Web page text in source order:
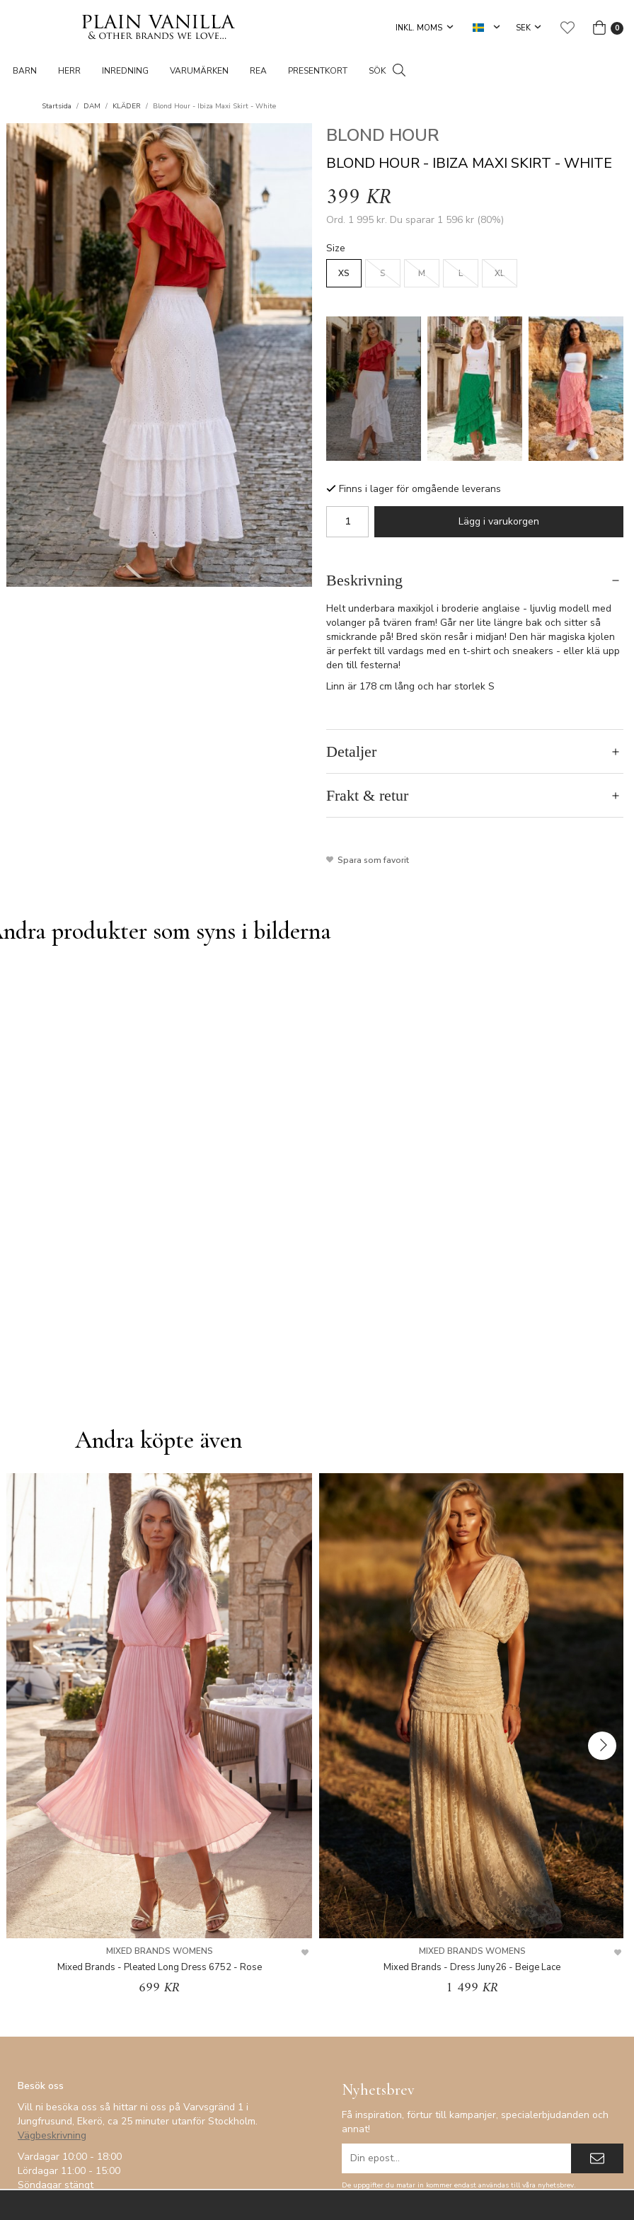
0
BARN HERR INREDNING VARUMÄRKEN REA PRESENTKORT SÖK
Startsida / DAM / KLÄDER / Blond Hour - Ibiza Maxi Skirt - White
BLOND HOUR
BLOND HOUR - IBIZA MAXI SKIRT - WHITE
399 KR
Ord. 1 995 kr. Du sparar 1 596 kr(80%)
Size
XS S M L XL
Finns i lager för omgående leverans
Lägg i varukorgen
Beskrivning
Helt underbara maxikjol i broderie anglaise - ljuvlig modell med
volanger på tvären fram! Går ner lite längre bak och sitter så
smickrande på! Bred skön resår i midjan! Den här magiska kjolen
är perfekt till vardags med en t-shirt och sneakers - eller klä upp
den till festerna!
Linn är 178 cm lång och har storlek S
Detaljer
Frakt & retur
Spara som favorit
produkter som syns i bilderna
Andra köpte även
MIXED BRANDS WOMENS
Mixed Brands - Pleated Long Dress 6752 - Rose
699 KR
MIXED BRANDS WOMENS
Mixed Brands - Dress Juny26 - Beige Lace
1 499 KR
Besök oss
Vill ni besöka oss så hittar ni oss på Varvsgränd 1 i
Jungfrusund, Ekerö, ca 25 minuter utanför Stockholm.
Vägbeskrivning
Vardagar 10:00 - 18:00
Lördagar 11:00 - 15:00
Söndagar stängt
Nyhetsbrev
Få inspiration, förtur till kampanjer, specialerbjudanden och
annat!
De uppgifter du matar in kommer endast användas till våra nyhetsbrev.